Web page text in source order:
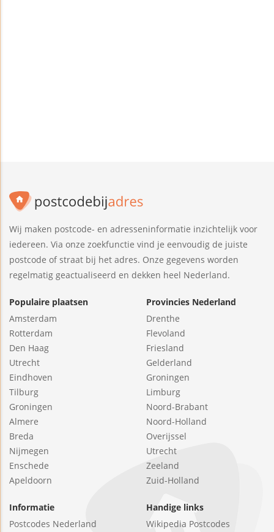
Wij maken postcode- en adresseninformatie inzichtelijk voor
iedereen. Via onze zoekfunctie vind je eenvoudig de juiste
postcode of straat bij het adres. Onze gegevens worden
regelmatig geactualiseerd en dekken heel Nederland.
Populaire plaatsen
Amsterdam
Rotterdam
Den Haag
Utrecht
Eindhoven
Tilburg
Groningen
Almere
Breda
Nijmegen
Enschede
Apeldoorn
Provincies Nederland
Drenthe
Flevoland
Friesland
Gelderland
Groningen
Limburg
Noord-Brabant
Noord-Holland
Overijssel
Utrecht
Zeeland
Zuid-Holland
Informatie
Postcodes Nederland
Handige links
Wikipedia Postcodes